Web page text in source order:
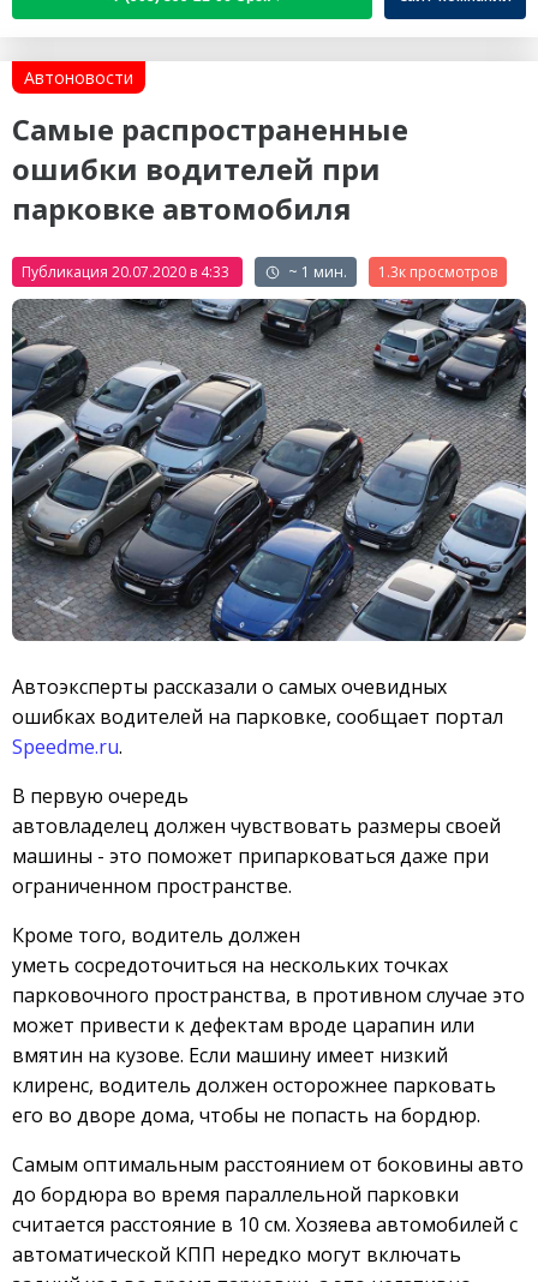
Автоновости
Самые распространенные
ошибки водителей при
парковке автомобиля
Публикация 20.07.2020 в 4:33 ~ 1 мин. 1.3к
Автоэксперты рассказали о самых очевидных
ошибках водителей на парковке, сообщает портал
Speedme.ru.
В первую очередь
автовладелец должен чувствовать размеры своей
машины - это поможет припарковаться даже при
ограниченном пространстве.
Кроме того, водитель должен
уметь сосредоточиться на нескольких точках
парковочного пространства, в противном случае это
может привести к дефектам вроде царапин или
вмятин на кузове. Если машину имеет низкий
клиренс, водитель должен осторожнее парковать
его во дворе дома, чтобы не попасть на бордюр.
Самым оптимальным расстоянием от боковины авто
до бордюра во время параллельной парковки
считается расстояние в 10 см. Хозяева автомобилей с
автоматической КПП нередко могут включать